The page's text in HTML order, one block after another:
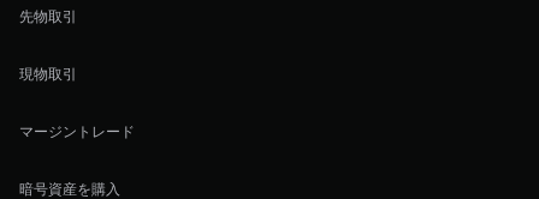
先物取引
現物取引
マージントレード
暗号資産を購入